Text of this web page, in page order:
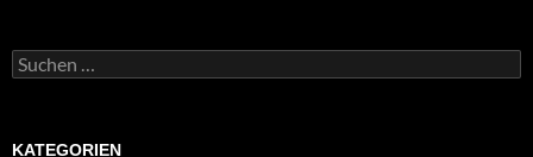
Suchen
nach:
KATEGORIEN